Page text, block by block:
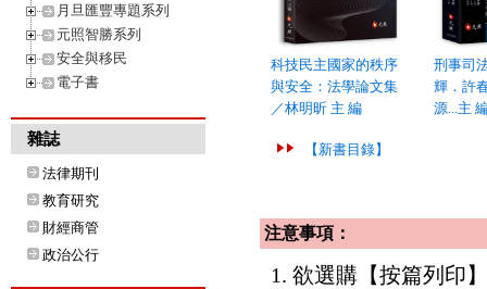
月旦匯豐專題系列
元照智勝系列
安全與移民
電子書
雜誌
法律期刊
教育研究
財經商管
政治公行
科技民主國家的秩序
與安全：法學論文集
／林明昕 主 編
刑事司
輝．許
源...主
【新書目錄】
注意事項：
1. 欲選購【按篇列印